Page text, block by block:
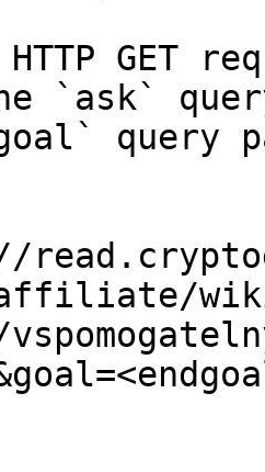
GET
`ask`
query
affiliate/